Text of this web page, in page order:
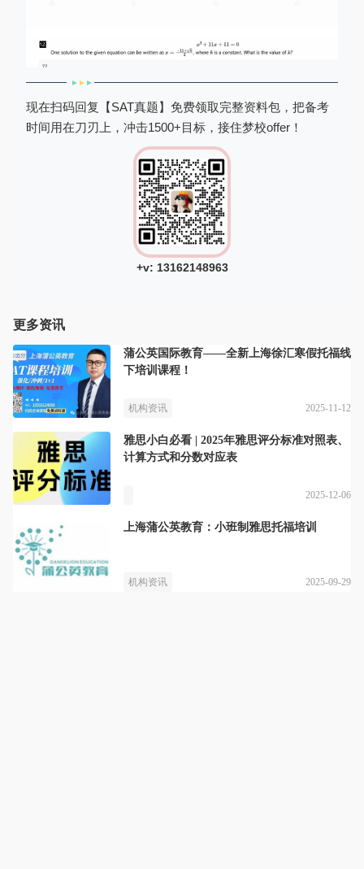
现在扫码回复【SAT真题】免费领取完整资料包，把备考
时间用在刀刃上，冲击1500+目标，接住梦校offer！
+v: 13162148963
更多资讯
蒲公英国际教育——全新上海徐汇寒假托福线
下培训课程！
机构资讯 2025-11-12
雅思小白必看 | 2025年雅思评分标准对照表、
计算方式和分数对应表
2025-12-06
上海蒲公英教育：小班制雅思托福培训
机构资讯 2025-09-29